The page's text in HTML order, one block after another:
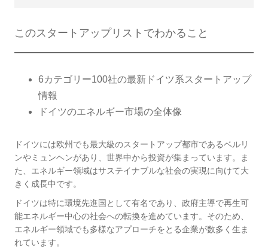
このスタートアップリストでわかること
6カテゴリー100社の最新ドイツ系スタートアップ
情報
ドイツのエネルギー市場の全体像
ドイツには欧州でも最大級のスタートアップ都市であるベルリ
ンやミュンヘンがあり、世界中から投資が集まっています。ま
た、エネルギー領域はサステイナブルな社会の実現に向けて大
きく成長中です。
ドイツは特に環境先進国として有名であり、政府主導で再生可
能エネルギー中心の社会への転換を進めています。そのため、
エネルギー領域でも多様なアプローチをとる企業が数多く生ま
れています。